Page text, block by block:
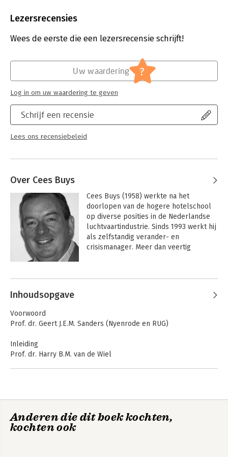
Uitgever:
Verschijningsdatum:
27-1-2025
Algemeen management
Lezersrecensies
Wees de eerste die een lezersrecensie schrijft!
Schrijf een recensie
Lees ons recensiebeleid
Uw waardering ?
Log in om uw waardering te geven
Over Cees Buys
Cees Buys (1958) werkte na het
doorlopen van de hogere hotelschool
op diverse posities in de Nederlandse
luchtvaartindustrie. Sinds 1993 werkt hij
als zelfstandig verander- en
crisismanager. Meer dan veertig
en die van de professionals in zijn
structureel oplossen van het probleem
Andere boeken door Cees Buys
and Emotion
overdracht
Inhoudsopgave
Voorwoord
Prof. dr. Geert J.E.M. Sanders (Nyenrode en RUG)
Inleiding
Prof. dr. Harry B.M. van de Wiel
5 Medewerkers
6 Faciliterend leiderschap
Anderen die dit boek kochten,
kochten ook